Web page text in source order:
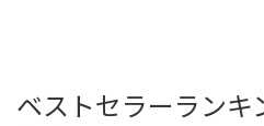
ベストセラーランキ